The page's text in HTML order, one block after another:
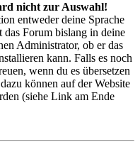
nicht zur Auswahl!
entweder deine Sprache
Forum bislang in deine
Administrator, ob er das
kann. Falls es noch
wenn du es übersetzen
können auf der Website
(siehe Link am Ende